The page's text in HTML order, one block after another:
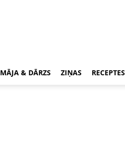
MĀJA & DĀRZS ZIŅAS RECEPTES